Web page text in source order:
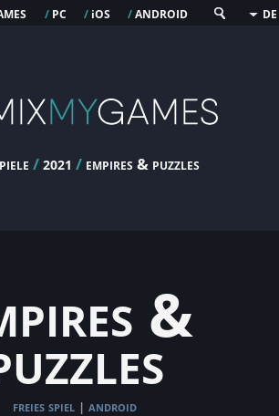
/ pc / ios /android DE
/ 2021 /empires & puzzles
&
freies spiel | android